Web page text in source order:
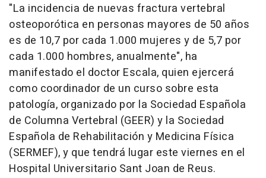
"La incidencia de nuevas fractura vertebral
osteoporótica en personas mayores de 50 años
es de 10,7 por cada 1.000 mujeres y de 5,7 por
cada 1.000 hombres, anualmente", ha
manifestado el doctor Escala, quien ejercerá
como coordinador de un curso sobre esta
patología, organizado por la Sociedad Española
de Columna Vertebral (GEER) y la Sociedad
Española de Rehabilitación y Medicina Física
(SERMEF), y que tendrá lugar este viernes en el
Hospital Universitario Sant Joan de Reus.